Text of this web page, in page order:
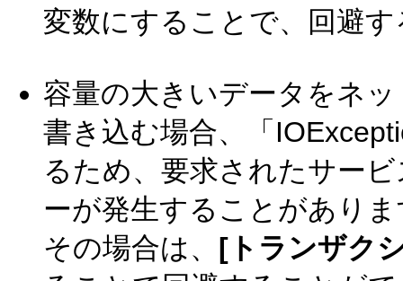
変数にすることで、回避
容量の大きいデータをネ
書き込む場合、「
るため、要求されたサー
ーが発生することがあり
その場合は、 [トランザク